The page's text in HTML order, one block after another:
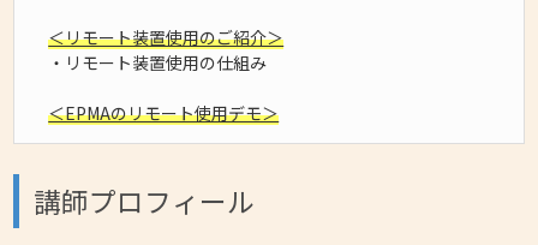
＜リモート装置使用のご紹介＞
・リモート装置使用の仕組み
＜EPMAのリモート使用デモ＞
講師プロフィール